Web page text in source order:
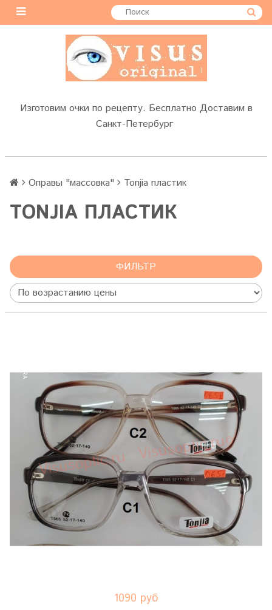
Изготовим очки по рецепту. Бесплатно Доставим в
Санкт-Петербург
Оправы "массовка" Tonjia пластик
TONJIA ПЛАСТИК
ФИЛЬТР
1090 руб